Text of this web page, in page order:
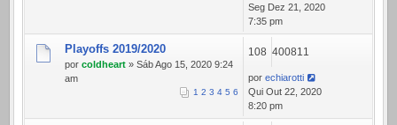
Seg Dez 21, 2020
7:35 pm
Playoffs 2019/2020
por coldheart » Sáb Ago 15, 2020 9:24
am
1 2 3 4 5 6
108 400811
por echiarotti
Qui Out 22, 2020
8:20 pm